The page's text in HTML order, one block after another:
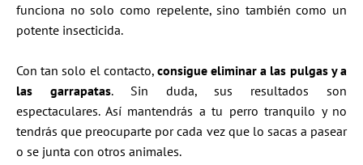
funciona no solo como repelente, sino también como un
potente insecticida.
Con tan solo el contacto, consigue eliminar a las pulgas y a
las garrapatas. Sin duda, sus resultados son
espectaculares. Así mantendrás a tu perro tranquilo y no
tendrás que preocuparte por cada vez que lo sacas a pasear
o se junta con otros animales.